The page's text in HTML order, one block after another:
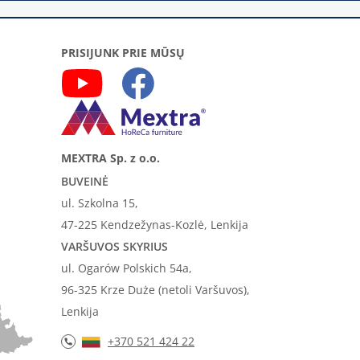
PRISIJUNK PRIE MŪSŲ
MEXTRA Sp. z o.o.
BUVEINĖ
ul. Szkolna 15,
47-225 Kendzežynas-Kozlė, Lenkija
VARŠUVOS SKYRIUS
ul. Ogarów Polskich 54a,
96-325 Krze Duże (netoli Varšuvos),
Lenkija
+370 521 424 22